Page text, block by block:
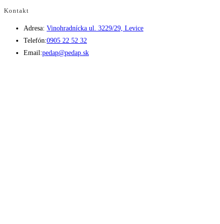
Kontakt
Adresa: Vinohradnícka ul. 3229/29, Levice
Telefón:0905 22 52 32
in
Email:pedap@pedap.skOpens